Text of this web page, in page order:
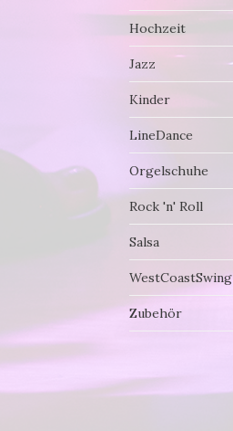
Hochzeit
Jazz
Kinder
LineDance
Orgelschuhe
Rock 'n' Roll
Salsa
WestCoastSwing
Zubehör